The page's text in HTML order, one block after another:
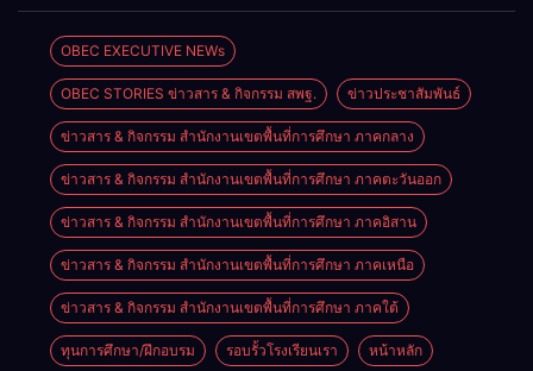
อบรมผู้จะเป็น
กรรมการ
สอบสวน
(ตามหลักสูตร
ก.ค.ศ.)
ชุมชน สร้างผู้
โครงการ
โรงเรียน
คุณภาพ
ประจำตำบล
เตรียมต่อยอด
สู่การขับ
เคลื่อน
คุณภาพการ
ศึกษาปี 2570
ศึกษาสู่
อนาคต
OBEC EXECUTIVE NEWs
OBEC STORIES ข่าวสาร & กิจกรรม สพฐ. ข่าวประชาสัมพันธ์
ข่าวสาร & กิจกรรม สำนักงานเขตพื้นที่การศึกษา ภาคกลาง
ข่าวสาร & กิจกรรม สำนักงานเขตพื้นที่การศึกษา ภาคตะวันออก
ข่าวสาร & กิจกรรม สำนักงานเขตพื้นที่การศึกษา ภาคอิสาน
ข่าวสาร & กิจกรรม สำนักงานเขตพื้นที่การศึกษา ภาคเหนือ
ข่าวสาร & กิจกรรม สำนักงานเขตพื้นที่การศึกษา ภาคใต้
ทุนการศึกษา/ฝึกอบรม รอบรั้วโรงเรียนเรา หน้าหลัก